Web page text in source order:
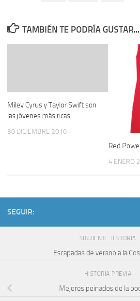
TAMBIÉN TE PODRÍA GUSTAR...
Miley Cyrus y Taylor Swift son
las jóvenes más ricas
30 DICIEMBRE 2010
Red
4 ENERO
SEGUIR:
SIGUIENTE HISTORIA
Escapadas de verano a la
HISTORIA PREVIA
Mejores peinados de la